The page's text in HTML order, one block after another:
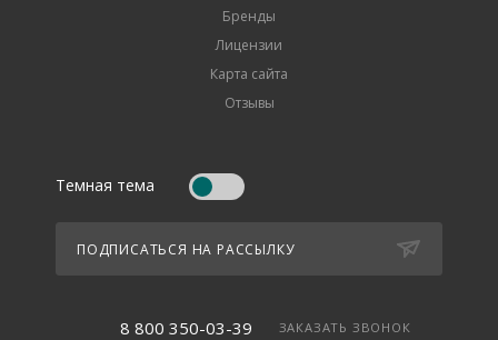
Бренды
Лицензии
Карта сайта
Отзывы
Темная тема
ПОДПИСАТЬСЯ НА РАССЫЛКУ
8 800 350-03-39 ЗАКАЗАТЬ ЗВОНОК